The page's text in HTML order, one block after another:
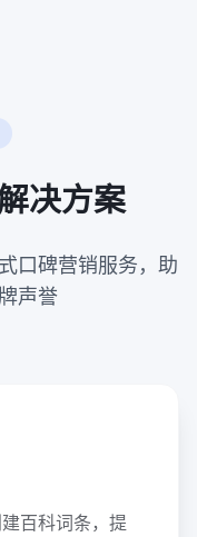
决方案
口碑营销服务，助
声誉
百科词条，提